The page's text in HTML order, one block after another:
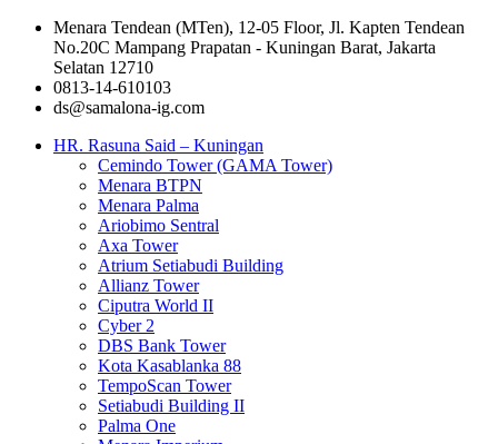
Menara Tendean (MTen), 12-05 Floor, Jl. Kapten Tendean
No.20C Mampang Prapatan - Kuningan Barat, Jakarta
Selatan 12710
0813-14-610103
ds@samalona-ig.com
HR. Rasuna Said – Kuningan
Cemindo Tower (GAMA Tower)
Menara BTPN
Menara Palma
Ariobimo Sentral
Axa Tower
Atrium Setiabudi Building
Allianz Tower
Ciputra World II
Cyber 2
DBS Bank Tower
Kota Kasablanka 88
TempoScan Tower
Setiabudi Building II
Palma One